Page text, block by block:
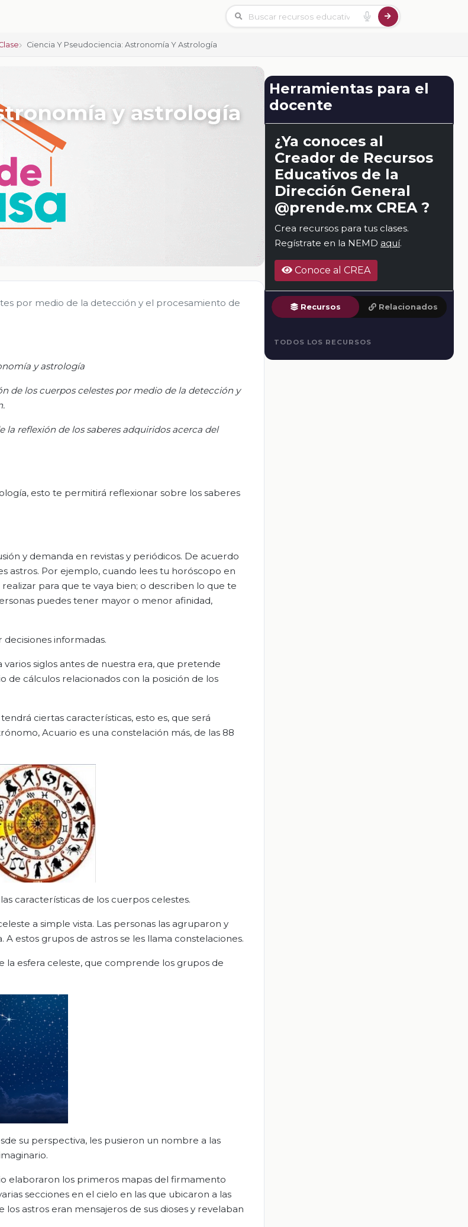
Ciencia Y Pseudociencia: Astronomía Y Astrología
y astrología
por medio de la detección y el procesamiento de
y astrología
de los cuerpos celestes por medio de la detección y
reflexión de los saberes adquiridos acerca del
esto te permitirá reflexionar sobre los saberes
y demanda en revistas y periódicos. De acuerdo
astros. Por ejemplo, cuando lees tu horóscopo en
para que te vaya bien; o describen lo que te
puedes tener mayor o menor afinidad,
informadas.
siglos antes de nuestra era, que pretende
cálculos relacionados con la posición de los
ciertas características, esto es, que será
Acuario es una constelación más, de las 88
características de los cuerpos celestes.
a simple vista. Las personas las agruparon y
estos grupos de astros se les llama constelaciones.
esfera celeste, que comprende los grupos de
su perspectiva, les pusieron un nombre a las
elaboraron los primeros mapas del firmamento
secciones en el cielo en las que ubicaron a las
astros eran mensajeros de sus dioses y revelaban
Herramientas para el
docente
¿Ya conoces al
Creador de Recursos
Educativos de la
Dirección General
@prende.mx CREA ?
Crea recursos para tus clases.
Regístrate en la NEMD aquí.
Conoce al CREA
Recursos Relacionados
TODOS LOS RECURSOS